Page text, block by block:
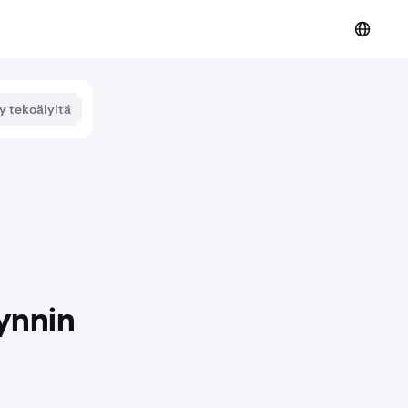
tekoälyltä